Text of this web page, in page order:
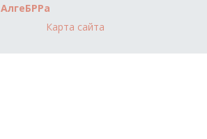
АлгеБРРа
Карта сайта